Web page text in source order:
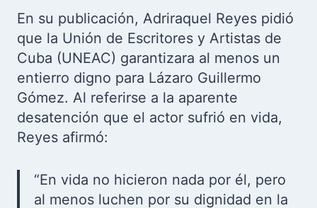
En su publicación, Adriraquel Reyes pidió
que la Unión de Escritores y Artistas de
Cuba (UNEAC) garantizara al menos un
entierro digno para Lázaro Guillermo
Gómez. Al referirse a la aparente
desatención que el actor sufrió en vida,
Reyes afirmó:
“En vida no hicieron nada por él, pero
al menos luchen por su dignidad en la